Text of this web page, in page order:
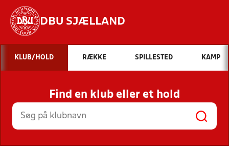
DBU SJÆLLAND
Hvad vil du søge efter?
INDHOLD OG NYHEDER
STILLINGER, RESULTATER, KLUBBER OG
HOLD
KLUB/HOLD RÆKKE SPILLESTED KAMP
Find en klub eller et hold